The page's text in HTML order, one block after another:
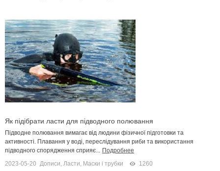
Як підібрати ласти для підводного полювання
Підводне полювання вимагає від людини фізичної підготовки та
активності. Плавання у воді, переслідування риби та використання
підводного спорядження сприяє... Подробнее
2023-05-20 Дописи, Ласти, Маски і трубки 1260